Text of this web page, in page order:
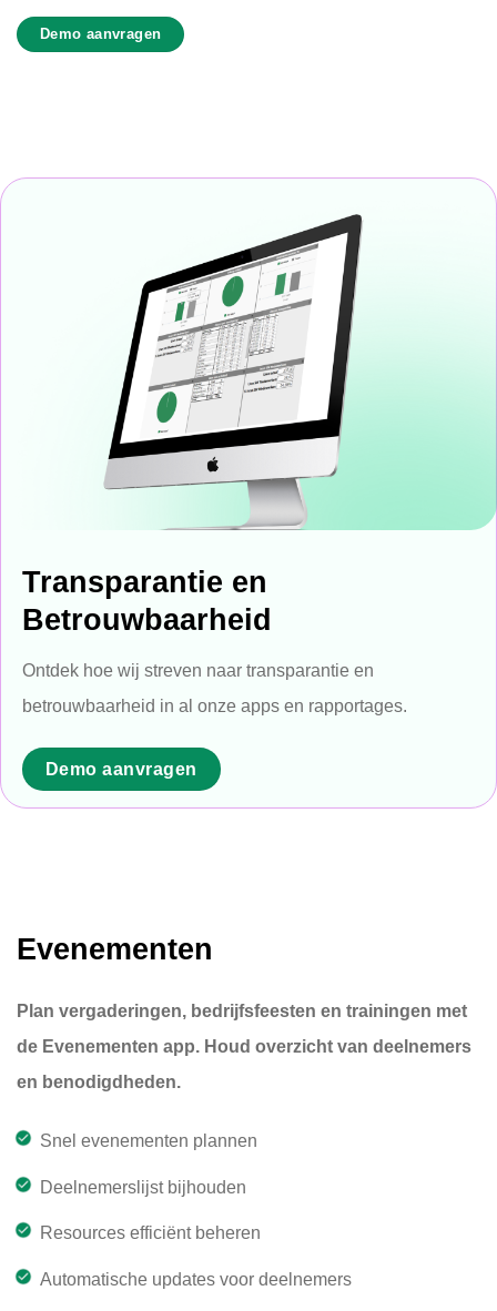
Demo aanvragen
Transparantie en
Betrouwbaarheid
Ontdek hoe wij streven naar transparantie en
betrouwbaarheid in al onze apps en rapportages.
Demo aanvragen
Evenementen
Plan vergaderingen, bedrijfsfeesten en trainingen met
de Evenementen app. Houd overzicht van deelnemers
en benodigdheden.
Snel evenementen plannen
Deelnemerslijst bijhouden
Resources efficiënt beheren
Automatische updates voor deelnemers